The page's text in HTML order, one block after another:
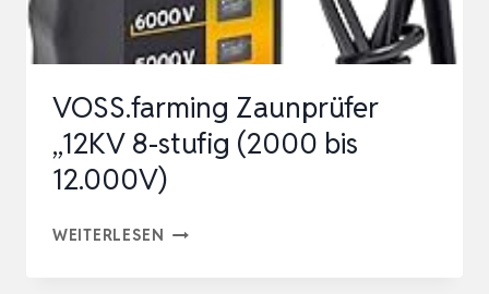
V
DC
35
A,
AUTOMATISCH…
VOSS.farming Zaunprüfer
„12KV 8-stufig (2000 bis
12.000V)
WEITERLESEN VOSS.FARMING